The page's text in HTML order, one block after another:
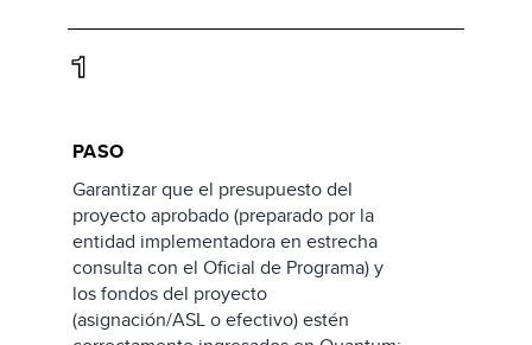
1
PASO
Garantizar que el presupuesto del
proyecto aprobado (preparado por la
entidad implementadora en estrecha
consulta con el Oficial de Programa) y
los fondos del proyecto
(asignación/ASL o efectivo) estén